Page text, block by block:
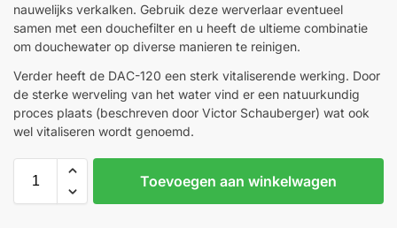
nauwelijks verkalken. Gebruik deze werverlaar eventueel
samen met een douchefilter en u heeft de ultieme combinatie
om douchewater op diverse manieren te reinigen.
Verder heeft de DAC-120 een sterk vitaliserende werking. Door
de sterke werveling van het water vind er een natuurkundig
proces plaats (beschreven door Victor Schauberger) wat ook
wel vitaliseren wordt genoemd.
Toevoegen aan winkelwagen